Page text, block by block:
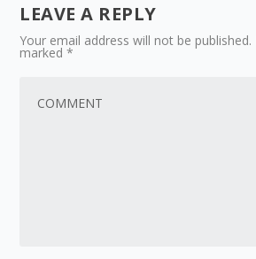
LEAVE A REPLY
Your email address will not be published.
marked*